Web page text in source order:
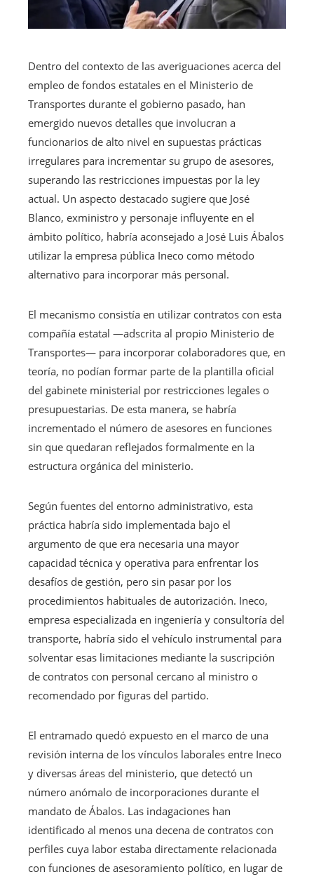
Dentro del contexto de las averiguaciones acerca del
empleo de fondos estatales en el Ministerio de
Transportes durante el gobierno pasado, han
emergido nuevos detalles que involucran a
funcionarios de alto nivel en supuestas prácticas
irregulares para incrementar su grupo de asesores,
superando las restricciones impuestas por la ley
actual. Un aspecto destacado sugiere que José
Blanco, exministro y personaje influyente en el
ámbito político, habría aconsejado a José Luis Ábalos
utilizar la empresa pública Ineco como método
alternativo para incorporar más personal.
El mecanismo consistía en utilizar contratos con esta
compañía estatal —adscrita al propio Ministerio de
Transportes— para incorporar colaboradores que, en
teoría, no podían formar parte de la plantilla oficial
del gabinete ministerial por restricciones legales o
presupuestarias. De esta manera, se habría
incrementado el número de asesores en funciones
sin que quedaran reflejados formalmente en la
estructura orgánica del ministerio.
Según fuentes del entorno administrativo, esta
práctica habría sido implementada bajo el
argumento de que era necesaria una mayor
capacidad técnica y operativa para enfrentar los
desafíos de gestión, pero sin pasar por los
procedimientos habituales de autorización. Ineco,
empresa especializada en ingeniería y consultoría del
transporte, habría sido el vehículo instrumental para
solventar esas limitaciones mediante la suscripción
de contratos con personal cercano al ministro o
recomendado por figuras del partido.
El entramado quedó expuesto en el marco de una
revisión interna de los vínculos laborales entre Ineco
y diversas áreas del ministerio, que detectó un
número anómalo de incorporaciones durante el
mandato de Ábalos. Las indagaciones han
identificado al menos una decena de contratos con
perfiles cuya labor estaba directamente relacionada
con funciones de asesoramiento político, en lugar de